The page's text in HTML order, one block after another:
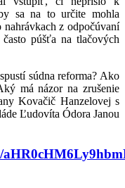
sa na to určite mohla
z odpočúvaní
púšťa na tlačových
súdna reforma? Ako
má názor na zrušenie
Kovačič Hanzelovej s
Ľudovíta Ódora Janou